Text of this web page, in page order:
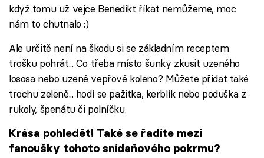
když tomu už vejce Benedikt říkat nemůžeme, moc
nám to chutnalo :)
Ale určitě není na škodu si se základním receptem
trošku pohrát... Co třeba místo šunky zkusit uzeného
lososa nebo uzené vepřové koleno? Můžete přidat také
trochu zeleně... hodí se pažitka, kerblík nebo poduška z
rukoly, špenátu či polníčku.
Krása pohledět! Také se řadíte mezi
fanoušky tohoto snídaňového pokrmu?